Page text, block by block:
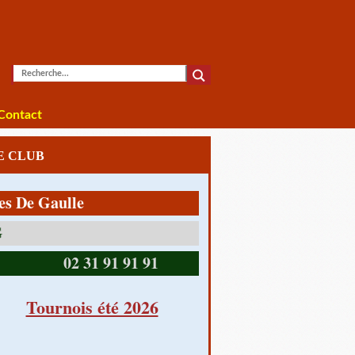
CLUB
02 31 91 91 91
Tournois été 2026